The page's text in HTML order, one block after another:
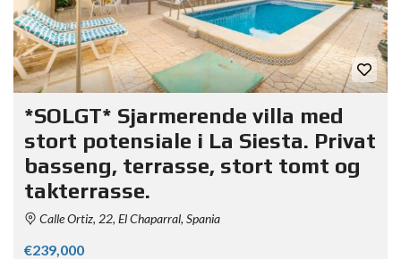
*SOLGT* Sjarmerende villa med
stort potensiale i La Siesta. Privat
basseng, terrasse, stort tomt og
takterrasse.
Calle Ortiz, 22, El Chaparral, Spania
€239,000